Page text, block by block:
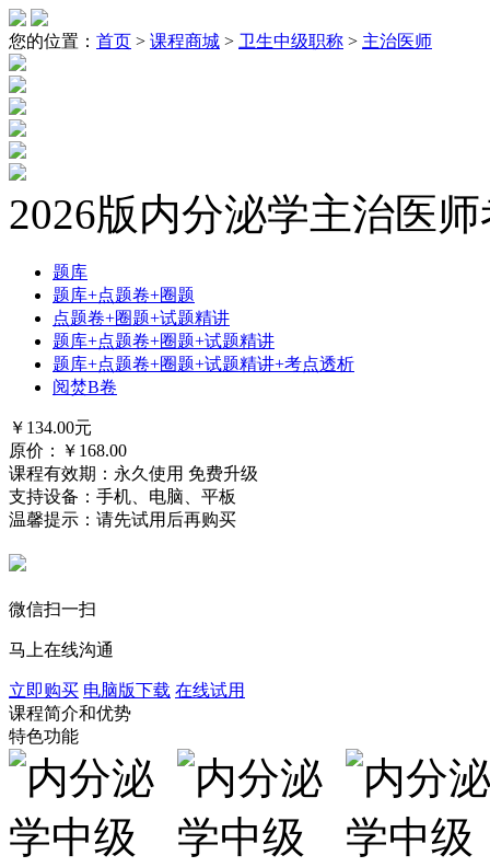
您的位置： 首页 > 课程商城 > 卫生中级职称 > 主治医师
2026版内分泌学主治医
题库
题库+点题卷+圈题
点题卷+圈题+试题精讲
题库+点题卷+圈题+试题精讲
题库+点题卷+圈题+试题精讲+考点透析
阅焚B卷
￥ 134.00元
原价：￥ 168.00
课程有效期：永久使用 免费升级
支持设备：手机、电脑、平板
温馨提示：请先试用后再购买
微信扫一扫
马上在线沟通
立即购买 电脑版下载 在线试用
课程简介和优势
特色功能